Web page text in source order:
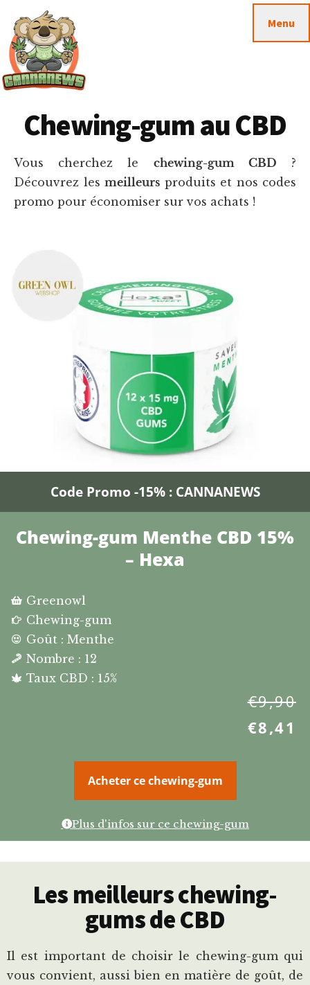
contenu
principal
barre
latérale
principale
footer
Cannanews.fr
Menu
Chewing-gum au CBD
Vous cherchez le chewing-gum CBD ?
Découvrez les meilleurs produits et nos codes
promo pour économiser sur vos achats !
Code Promo -15% : CANNANEWS
Chewing-gum Menthe CBD 15%
– Hexa
Greenowl
Chewing-gum
Goût : Menthe
Nombre : 12
Taux CBD : 15%
€9,90
€8,41
Acheter ce chewing-gum
Plus d'infos sur ce chewing-gum
Les meilleurs chewing-
gums de CBD
Il est important de choisir le chewing-gum qui
vous convient, aussi bien en matière de goût, de